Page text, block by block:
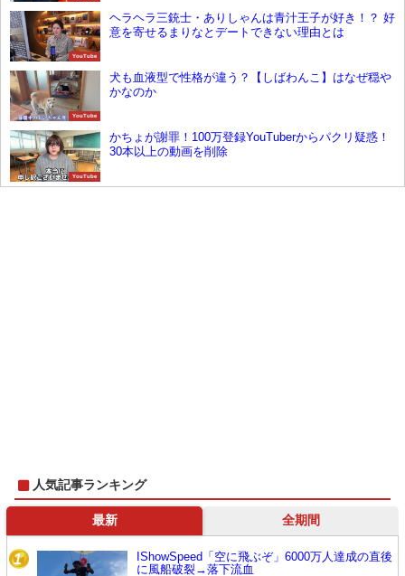
YouTube
ヘラヘラ三銃士・ありしゃんは青汁王子が好き！？ 好
意を寄せるまりなとデートできない理由とは
YouTube
犬も血液型で性格が違う？【しばわんこ】はなぜ穏や
かなのか
YouTube
かちょが謝罪！100万登録YouTuberからパクリ疑惑！
30本以上の動画を削除
人気記事ランキング
最新 全期間
1
IShowSpeed「空に飛ぶぞ」6000万人達成の直後
に風船破裂→落下流血